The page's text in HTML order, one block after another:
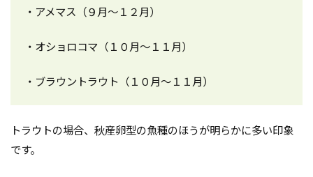
・アメマス（９月～１２月）
・オショロコマ（１０月～１１月）
・ブラウントラウト（１０月～１１月）
トラウトの場合、秋産卵型の魚種のほうが明らかに多い印象
です。